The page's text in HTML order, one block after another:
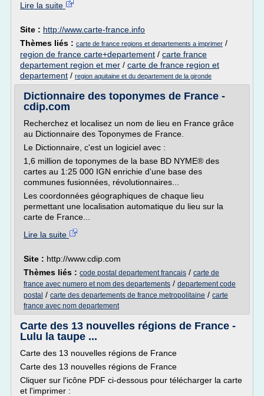
Lire la suite
Site : http://www.carte-france.info
Thèmes liés : carte de france regions et departements a imprimer /
region de france carte+departement / carte france
departement region et mer / carte de france region et
departement / region aquitaine et du departement de la gironde
Dictionnaire des toponymes de France -
cdip.com
Recherchez et localisez un nom de lieu en France grâce
au Dictionnaire des Toponymes de France.
Le Dictionnaire, c'est un logiciel avec :
1,6 million de toponymes de la base BD NYME® des
cartes au 1:25 000 IGN enrichie d'une base des
communes fusionnées, révolutionnaires...
Les coordonnées géographiques de chaque lieu
permettant une localisation automatique du lieu sur la
carte de France...
Lire la suite
Site : http://www.cdip.com
Thèmes liés : code postal departement francais / carte de
france avec numero et nom des departements / departement code
postal / carte des departements de france metropolitaine / carte
france avec nom departement
Carte des 13 nouvelles régions de France -
Lulu la taupe ...
Carte des 13 nouvelles régions de France
Carte des 13 nouvelles régions de France
Cliquer sur l'icône PDF ci-dessous pour télécharger la carte
et l'imprimer :